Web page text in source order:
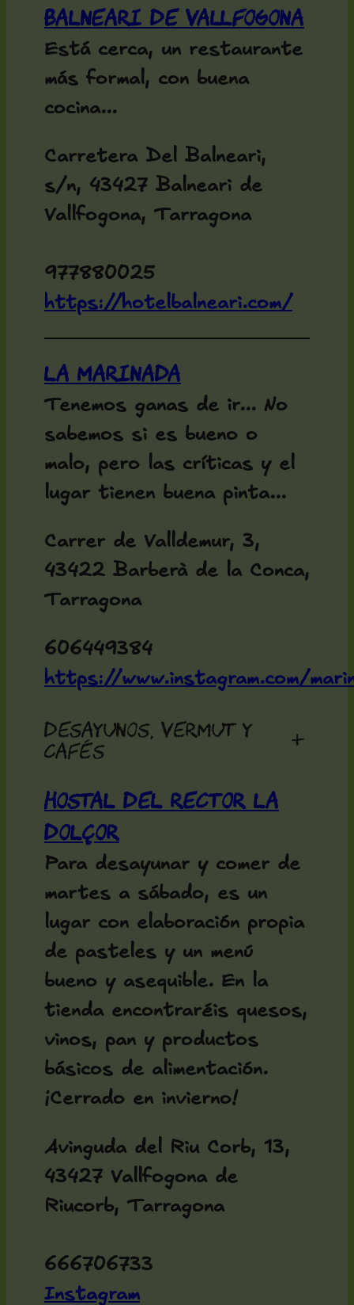
Balneari de Vallfogona
Está cerca, un restaurante
más formal, con buena
cocina...
Carretera Del Balneari,
s/n, 43427 Balneari de
Vallfogona, Tarragona
977880025
https://hotelbalneari.com/
La Marinada
Tenemos ganas de ir... No
sabemos si es bueno o
malo, pero las críticas y el
lugar tienen buena pinta...
Carrer de Valldemur, 3,
43422 Barberà de la Conca,
Tarragona
606449384
https://www.instagram.com/
Desayunos, vermut y
cafés
+
Hostal del Rector La
Dolçor
Para desayunar y comer de
martes a sábado, es un
lugar con elaboración propia
de pasteles y un menú
bueno y asequible. En la
tienda encontraréis quesos,
vinos, pan y productos
básicos de alimentación.
¡Cerrado en invierno!
Avinguda del Riu Corb, 13,
43427 Vallfogona de
Riucorb, Tarragona
666706733
Instagram